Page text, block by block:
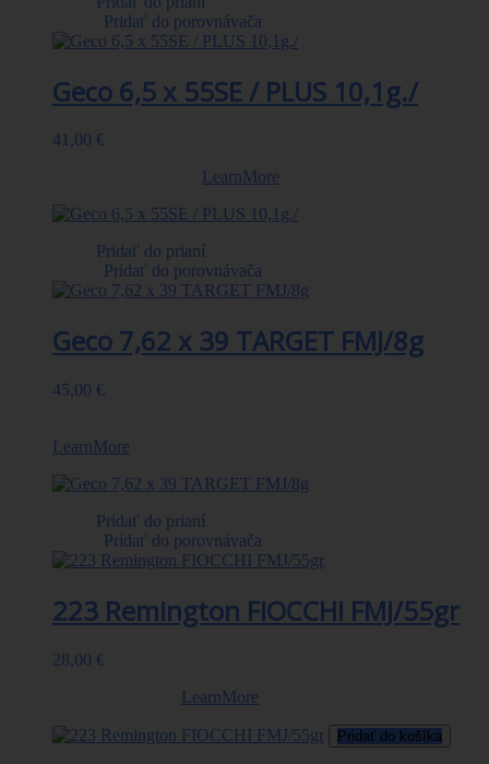
Pridať do porovnávača
Geco 6,5 x 55SE / PLUS 10,1g./
41,00 €
LearnMore
Pridať do prianí
Pridať do porovnávača
Geco 7,62 x 39 TARGET FMJ/8g
45,00 €
LearnMore
Pridať do prianí
Pridať do porovnávača
223 Remington FIOCCHI FMJ/55gr
28,00 €
LearnMore
Pridať do košíka